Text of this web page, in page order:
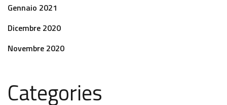
Gennaio 2021
Dicembre 2020
Novembre 2020
Categories